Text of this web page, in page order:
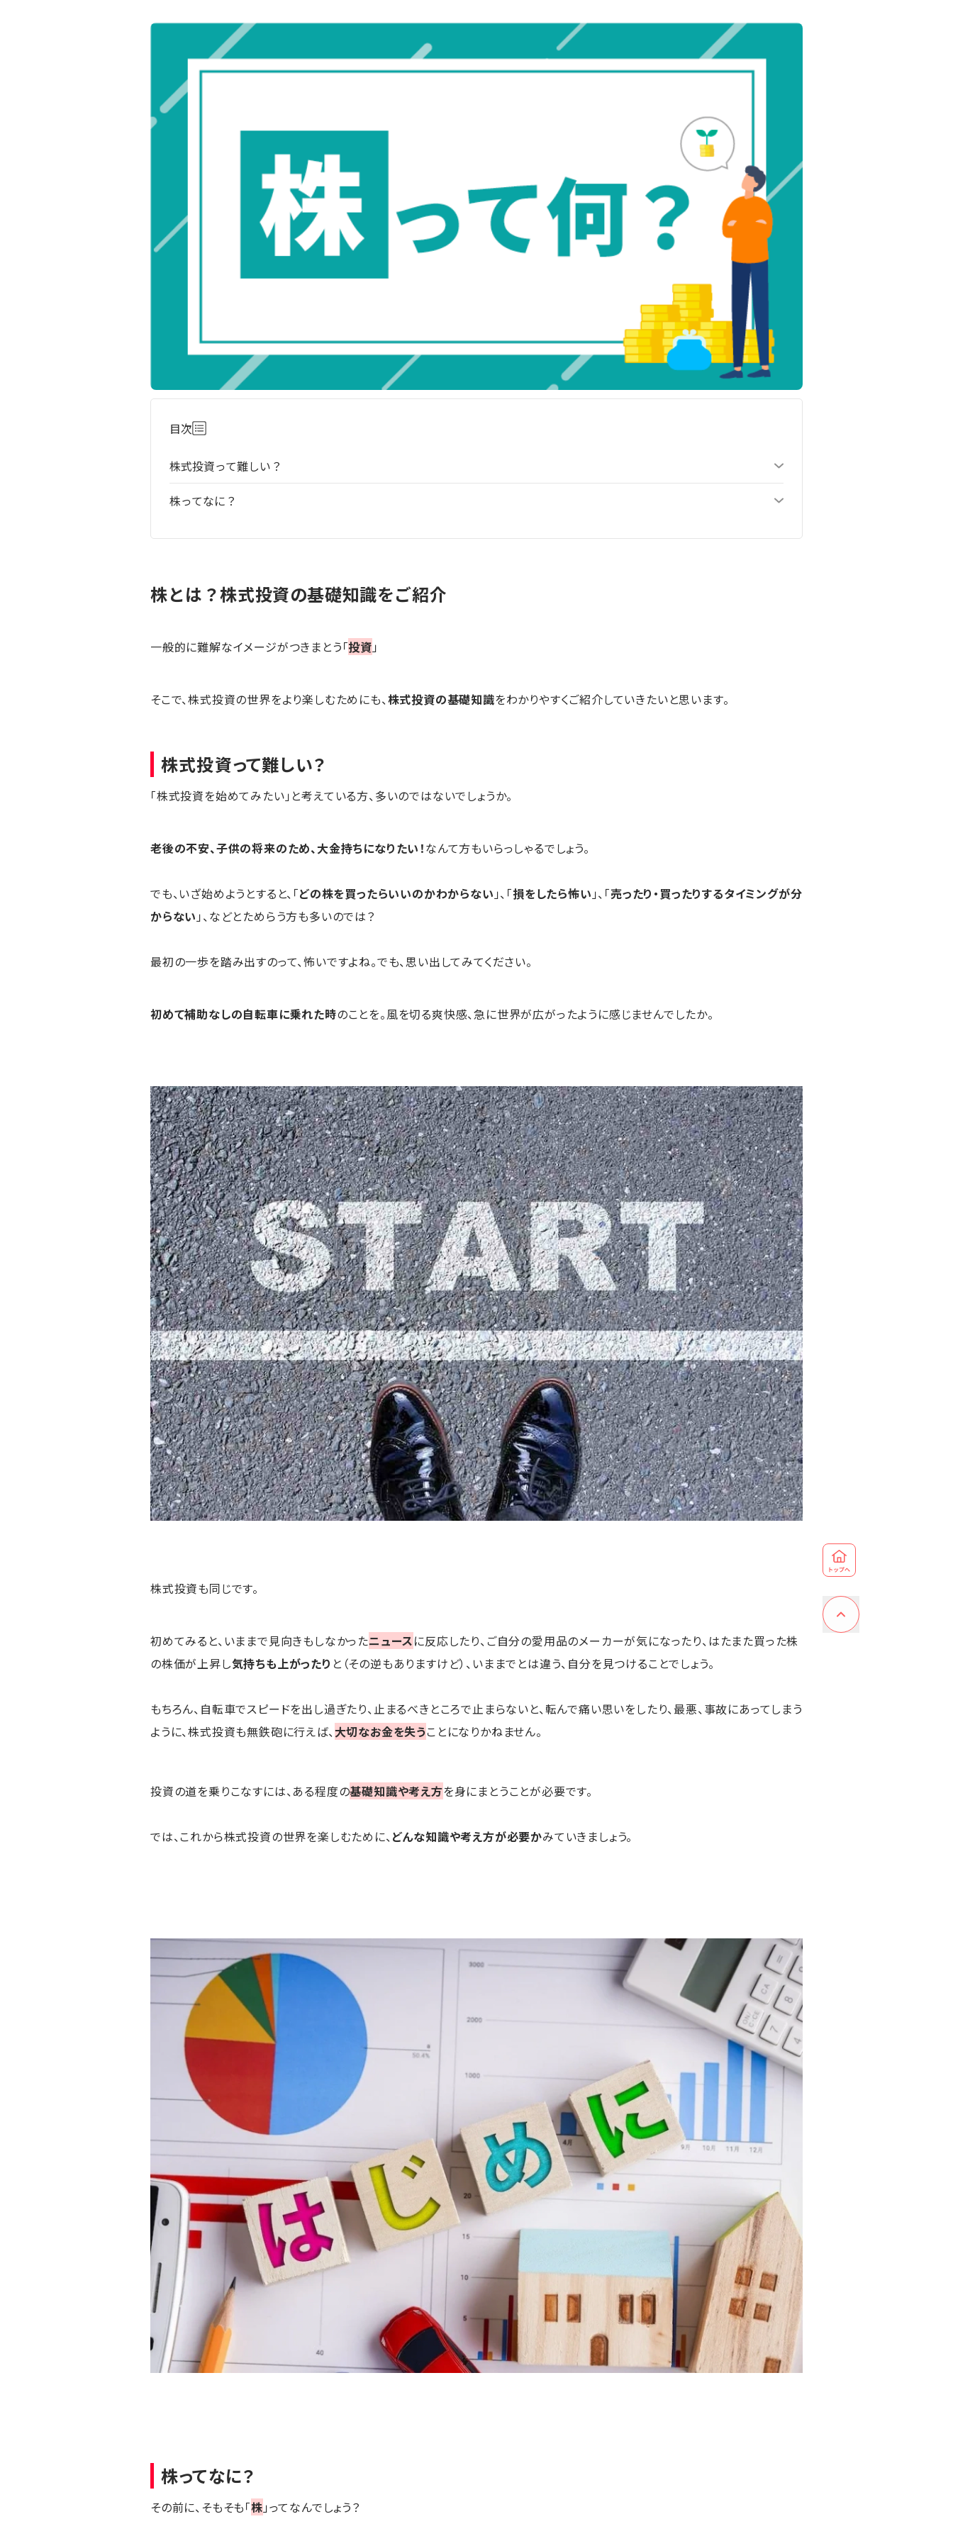
目次
株式投資って難しい？
株ってなに？
株とは？株式投資の基礎知識をご紹介
一般的に難解なイメージがつきまとう「投資 」
そこで、株式投資の世界をより楽しむためにも、株式投資の基礎知識をわかりやすくご紹介していきたいと思います。
株式投資って難しい？
「株式投資を始めてみたい」と考えている方、多いのではないでしょうか。
老後の不安、子供の将来のため、大金持ちになりたい！なんて方もいらっしゃるでしょう。
でも、いざ始めようとすると、「どの株を買ったらいいのかわからない 」、「損をしたら怖い 」、「売ったり・買ったりするタイミングが分
からない 」、などとためらう方も多いのでは？
最初の一歩を踏み出すのって、怖いですよね。でも、思い出してみてください。
初めて補助なしの自転車に乗れた時のことを。風を切る爽快感、急に世界が広がったように感じませんでしたか。
株式投資も同じです。
初めてみると、いままで見向きもしなかったニュースに反応したり、ご自分の愛用品のメーカーが気になったり、はたまた買った株
の株価が上昇し気持ちも上がったり と（その逆もありますけど）、いままでとは違う、自分を見つけることでしょう。
もちろん、自転車でスピードを出し過ぎたり、止まるべきところで止まらないと、転んで痛い思いをしたり、最悪、事故にあってしまう
ように、株式投資も無鉄砲に行えば、大切なお金を失うことになりかねません。
投資の道を乗りこなすには、ある程度の基礎知識や考え方を身にまとうことが必要です。
では、これから株式投資の世界を楽しむために、どんな知識や考え方が必要かみていきましょう。
株ってなに？
その前に、そもそも「株 」ってなんでしょう？